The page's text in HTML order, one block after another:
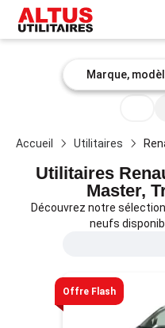
Accueil Utilitaires
Utilitaires
Master,
Découvrez notre
neufs
Offre Flash